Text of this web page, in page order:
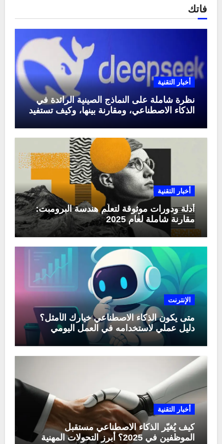
فاتك
أخبار التقنية
نظرة شاملة على النماذج الصينية الرائدة في
الذكاء الاصطناعي، ومقارنة بينها، وكيف تستفيد
أخبار التقنية
أدلة ودورات موثوقة لتعلّم هندسة البرومبت:
مقارنة شاملة لعام 2025
الإنترنت
متى يكون الذكاء الاصطناعي خيارك الأمثل؟
دليل عملي لاستخدامه في العمل اليومي
أخبار التقنية
كيف يُغيّر الذكاء الاصطناعي مستقبل
الموظفين في 2025؟ أبرز التحولات المهنية